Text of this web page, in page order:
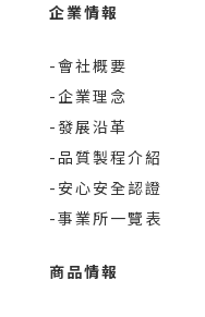
企業情報
-會社概要
-企業理念
-發展沿革
-品質製程介紹
-安心安全認證
-事業所一覽表
商品情報